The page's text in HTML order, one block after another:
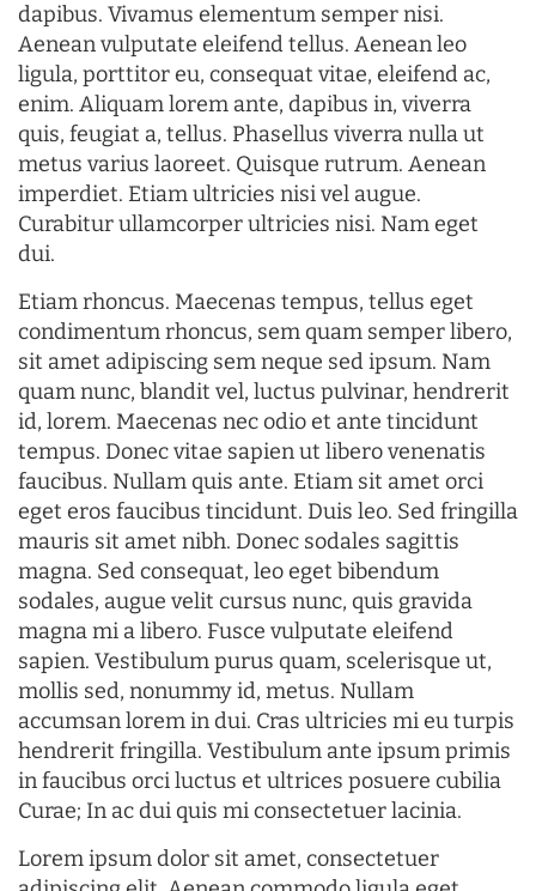
dapibus. Vivamus elementum semper nisi.
Aenean vulputate eleifend tellus. Aenean leo
ligula, porttitor eu, consequat vitae, eleifend ac,
enim. Aliquam lorem ante, dapibus in, viverra
quis, feugiat a, tellus. Phasellus viverra nulla ut
metus varius laoreet. Quisque rutrum. Aenean
imperdiet. Etiam ultricies nisi vel augue.
Curabitur ullamcorper ultricies nisi. Nam eget
dui.
Etiam rhoncus. Maecenas tempus, tellus eget
condimentum rhoncus, sem quam semper libero,
sit amet adipiscing sem neque sed ipsum. Nam
quam nunc, blandit vel, luctus pulvinar, hendrerit
id, lorem. Maecenas nec odio et ante tincidunt
tempus. Donec vitae sapien ut libero venenatis
faucibus. Nullam quis ante. Etiam sit amet orci
eget eros faucibus tincidunt. Duis leo. Sed fringilla
mauris sit amet nibh. Donec sodales sagittis
magna. Sed consequat, leo eget bibendum
sodales, augue velit cursus nunc, quis gravida
magna mi a libero. Fusce vulputate eleifend
sapien. Vestibulum purus quam, scelerisque ut,
mollis sed, nonummy id, metus. Nullam
accumsan lorem in dui. Cras ultricies mi eu turpis
hendrerit fringilla. Vestibulum ante ipsum primis
in faucibus orci luctus et ultrices posuere cubilia
Curae; In ac dui quis mi consectetuer lacinia.
Lorem ipsum dolor sit amet, consectetuer